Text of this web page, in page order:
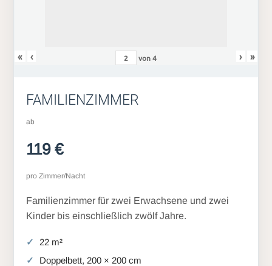
« ‹ von4 › »
FAMILIENZIMMER
ab
119 €
pro Zimmer/Nacht
Familienzimmer für zwei Erwachsene und zwei
Kinder bis einschließlich zwölf Jahre.
22 m²
Doppelbett, 200 × 200 cm